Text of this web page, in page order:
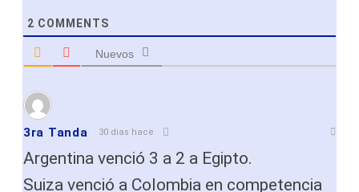
2 COMMENTS
Nuevos
3ra Tanda 30 dias hace
Argentina venció 3 a 2 a Egipto.
Suiza venció a Colombia en competencia